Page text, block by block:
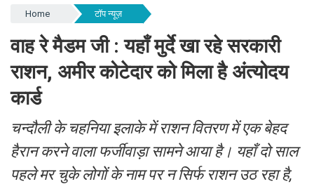
Home टॉप न्यूज़
वाह रे मैडम जी : यहाँ मुर्दे खा रहे सरकारी
राशन, अमीर कोटेदार को मिला है अंत्योदय
कार्ड
चन्दौली के चहनिया इलाके में राशन वितरण में एक बेहद
हैरान करने वाला फर्जीवाड़ा सामने आया है। यहाँ दो साल
पहले मर चुके लोगों के नाम पर न सिर्फ राशन उठ रहा है,